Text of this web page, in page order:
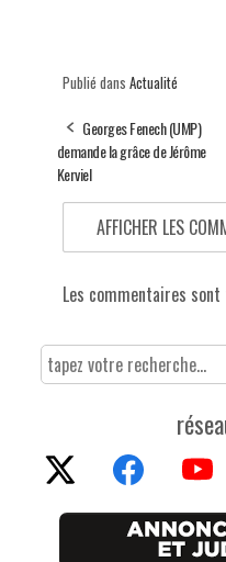
Publié dans Actualité
Georges Fenech (UMP)
demande la grâce de Jérôme
Kerviel
AFFICHER LES
Les commentaires